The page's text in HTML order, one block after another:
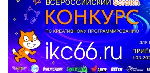
дополнительного
образования
детей
«На
шаг
впереди»